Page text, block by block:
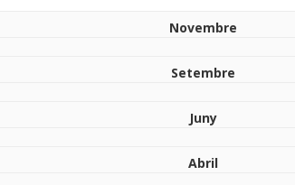
Novembre
Setembre
Juny
Abril